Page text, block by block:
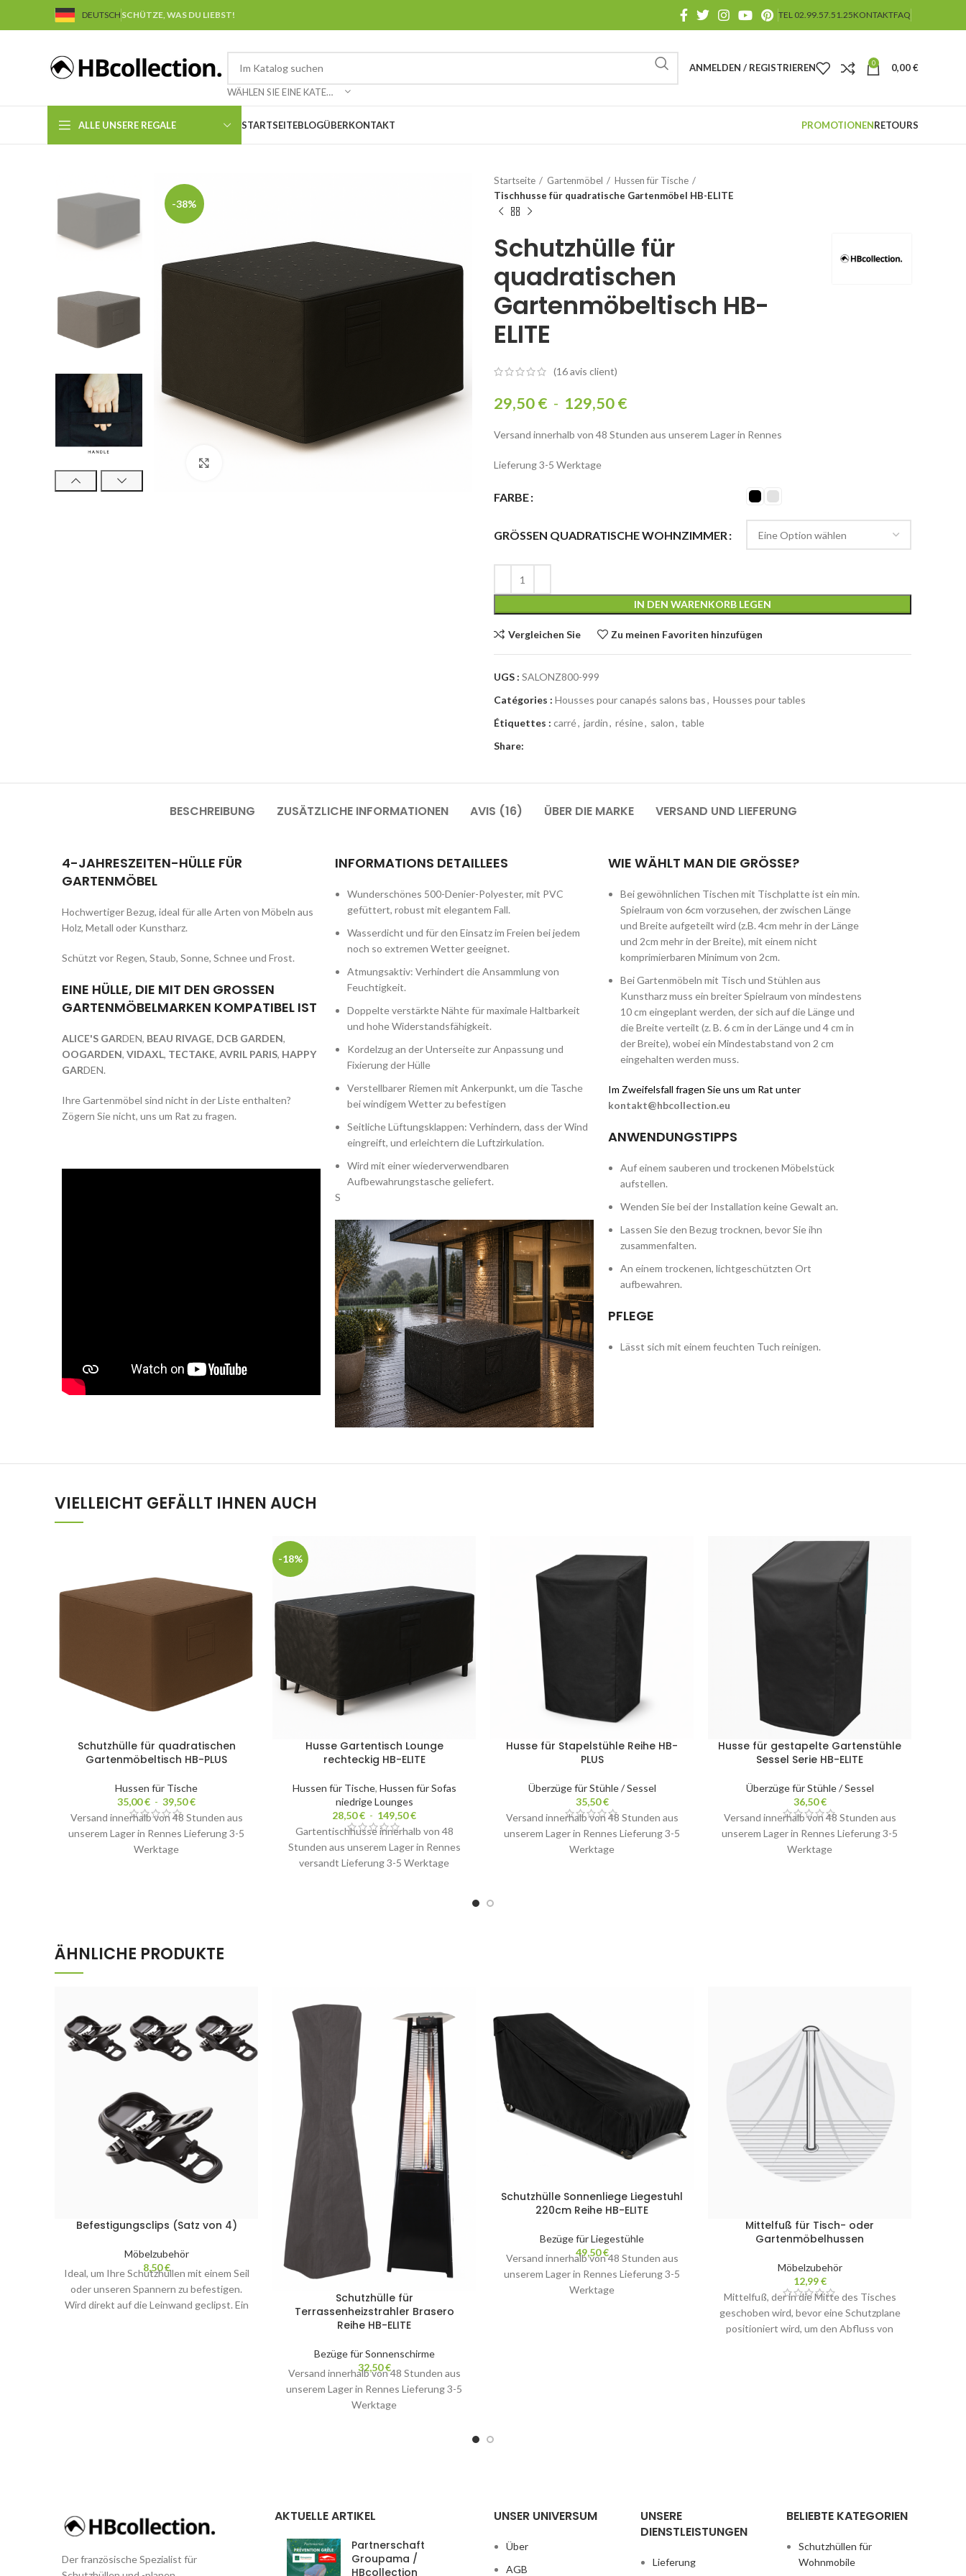
DEUTSCH SCHÜTZE, WAS DU LIEBST! TEL 02.99.57.51.25KONTAKTFAQ
WÄHLEN SIE EINE KATEGORIE
ANMELDEN / REGISTRIEREN 0 0,00€
ALLE UNSERE REGALE STARTSEITEBLOGÜBERKONTAKT PROMOTIONENRETOURS
-38%
Startseite Gartenmöbel
Hussen für Tische
Tischhusse für quadratische Gartenmöbel HB-ELITE
Schutzhülle für
quadratischen
Gartenmöbeltisch HB-
ELITE
(16avis client)
29,50€ - 129,50€
Versand innerhalb von 48 Stunden aus unserem Lager in Rennes
Lieferung 3-5 Werktage
FARBE
GRÖSSEN QUADRATISCHE WOHNZIMMER
IN DEN WARENKORB LEGEN
Vergleichen Sie Zu meinen Favoriten hinzufügen
UGS : SALONZ800-999
Catégories : Housses pour canapés salons bas, Housses pour tables
Étiquettes : carré, jardin, résine, salon, table
Share:
BESCHREIBUNG ZUSÄTZLICHE INFORMATIONEN AVIS (16) ÜBER DIE MARKE VERSAND UND LIEFERUNG
4-JAHRESZEITEN-HÜLLE FÜR
GARTENMÖBEL
Hochwertiger Bezug, ideal für alle Arten von Möbeln aus
Holz, Metall oder Kunstharz.
Schützt vor Regen, Staub, Sonne, Schnee und Frost.
EINE HÜLLE, DIE MIT DEN GROSSEN
GARTENMÖBELMARKEN KOMPATIBEL IST
ALICE'S GARDEN, BEAU RIVAGE, DCB GARDEN,
OOGARDEN, VIDAXL, TECTAKE, AVRIL PARIS, HAPPY
GARDEN.
Ihre Gartenmöbel sind nicht in der Liste enthalten?
Zögern Sie nicht, uns um Rat zu fragen.
INFORMATIONS DETAILLEES
Wunderschönes 500-Denier-Polyester, mit PVC
gefüttert, robust mit elegantem Fall.
Wasserdicht und für den Einsatz im Freien bei jedem
noch so extremen Wetter geeignet.
Atmungsaktiv: Verhindert die Ansammlung von
Feuchtigkeit.
Doppelte verstärkte Nähte für maximale Haltbarkeit
und hohe Widerstandsfähigkeit.
Kordelzug an der Unterseite zur Anpassung und
Fixierung der Hülle
Verstellbarer Riemen mit Ankerpunkt, um die Tasche
bei windigem Wetter zu befestigen
Seitliche Lüftungsklappen: Verhindern, dass der Wind
eingreift, und erleichtern die Luftzirkulation.
Wird mit einer wiederverwendbaren
Aufbewahrungstasche geliefert.
S
WIE WÄHLT MAN DIE GRÖSSE?
Bei gewöhnlichen Tischen mit Tischplatte ist ein min.
Spielraum von 6cm vorzusehen, der zwischen Länge
und Breite aufgeteilt wird (z.B. 4cm mehr in der Länge
und 2cm mehr in der Breite), mit einem nicht
komprimierbaren Minimum von 2cm.
Bei Gartenmöbeln mit Tisch und Stühlen aus
Kunstharz muss ein breiter Spielraum von mindestens
10 cm eingeplant werden, der sich auf die Länge und
die Breite verteilt (z. B. 6 cm in der Länge und 4 cm in
der Breite), wobei ein Mindestabstand von 2 cm
eingehalten werden muss.
Im Zweifelsfall fragen Sie uns um Rat unter
kontakt@hbcollection.eu
ANWENDUNGSTIPPS
Auf einem sauberen und trockenen Möbelstück
aufstellen.
Wenden Sie bei der Installation keine Gewalt an.
Lassen Sie den Bezug trocknen, bevor Sie ihn
zusammenfalten.
An einem trockenen, lichtgeschützten Ort
aufbewahren.
PFLEGE
Lässt sich mit einem feuchten Tuch reinigen.
VIELLEICHT GEFÄLLT IHNEN AUCH
Schutzhülle für quadratischen
Gartenmöbeltisch HB-PLUS
Hussen für Tische
35,00€ - 39,50€
Versand innerhalb von 48 Stunden aus
unserem Lager in Rennes Lieferung 3-5
Werktage
-18%
Husse Gartentisch Lounge
rechteckig HB-ELITE
Hussen für Tische, Hussen für Sofas
niedrige Lounges
28,50€ - 149,50€
Gartentischhusse innerhalb von 48
Stunden aus unserem Lager in Rennes
versandt Lieferung 3-5 Werktage
Husse für Stapelstühle Reihe HB-
PLUS
Überzüge für Stühle / Sessel
35,50€
Versand innerhalb von 48 Stunden aus
unserem Lager in Rennes Lieferung 3-5
Werktage
Husse für gestapelte Gartenstühle
Sessel Serie HB-ELITE
Überzüge für Stühle / Sessel
36,50€
Versand innerhalb von 48 Stunden aus
unserem Lager in Rennes Lieferung 3-5
Werktage
ÄHNLICHE PRODUKTE
Befestigungsclips (Satz von 4)
Möbelzubehör
8,50€
Ideal, um Ihre Schutzhüllen mit einem Seil
oder unseren Spannern zu befestigen.
Wird direkt auf die Leinwand geclipst. Ein
Schutzhülle für
Terrassenheizstrahler Brasero
Reihe HB-ELITE
Bezüge für Sonnenschirme
32,50€
Versand innerhalb von 48 Stunden aus
unserem Lager in Rennes Lieferung 3-5
Werktage
Schutzhülle Sonnenliege Liegestuhl
220cm Reihe HB-ELITE
Bezüge für Liegestühle
49,50€
Versand innerhalb von 48 Stunden aus
unserem Lager in Rennes Lieferung 3-5
Werktage
Mittelfuß für Tisch- oder
Gartenmöbelhussen
Möbelzubehör
12,99€
Mittelfuß, der in die Mitte des Tisches
geschoben wird, bevor eine Schutzplane
positioniert wird, um den Abfluss von
Der französische Spezialist für
AKTUELLE ARTIKEL
Partnerschaft
Groupama /
HBcollection
UNSER UNIVERSUM
Über
AGB
UNSERE
DIENSTLEISTUNGEN
Lieferung
BELIEBTE KATEGORIEN
Schutzhüllen für
Wohnmobile